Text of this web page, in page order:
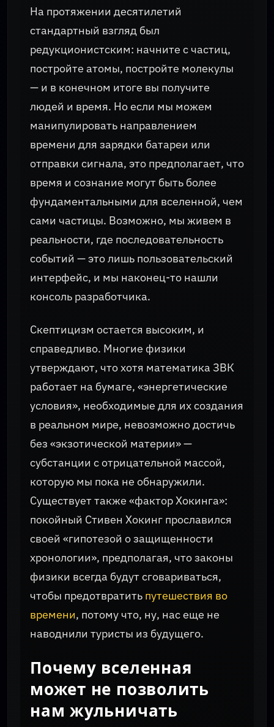
На протяжении десятилетий
стандартный взгляд был
редукционистским: начните с частиц,
постройте атомы, постройте молекулы
— и в конечном итоге вы получите
людей и время. Но если мы можем
манипулировать направлением
времени для зарядки батареи или
отправки сигнала, это предполагает, что
время и сознание могут быть более
фундаментальными для вселенной, чем
сами частицы. Возможно, мы живем в
реальности, где последовательность
событий — это лишь пользовательский
интерфейс, и мы наконец-то нашли
консоль разработчика.
Скептицизм остается высоким, и
справедливо. Многие физики
утверждают, что хотя математика ЗВК
работает на бумаге, «энергетические
условия», необходимые для их создания
в реальном мире, невозможно достичь
без «экзотической материи» —
субстанции с отрицательной массой,
которую мы пока не обнаружили.
Существует также «фактор Хокинга»:
покойный Стивен Хокинг прославился
своей «гипотезой о защищенности
хронологии», предполагая, что законы
физики всегда будут сговариваться,
чтобы предотвратить путешествия во
времени, потому что, ну, нас еще не
наводнили туристы из будущего.
Почему вселенная
может не позволить
нам жульничать